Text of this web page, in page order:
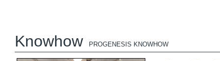
Knowhow PROGENESIS KNOWHOW